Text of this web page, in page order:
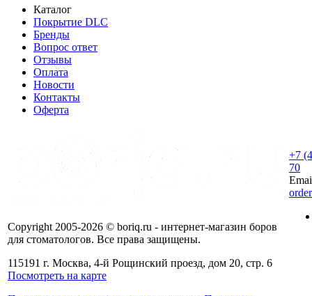
Каталог
Покрытие DLC
Бренды
Вопрос ответ
Отзывы
Оплата
Новости
Контакты
Оферта
Copyright 2005-2026 © boriq.ru - интернет-магазин боров
для стоматологов. Все права защищены.
115191 г. Москва, 4-й Рощинский проезд, дом 20, стр. 6
Посмотреть на карте
+7
70